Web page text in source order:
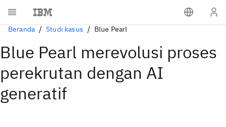
Beranda Studi kasus Blue Pearl
Blue Pearl merevolusi proses
perekrutan dengan AI
generatif